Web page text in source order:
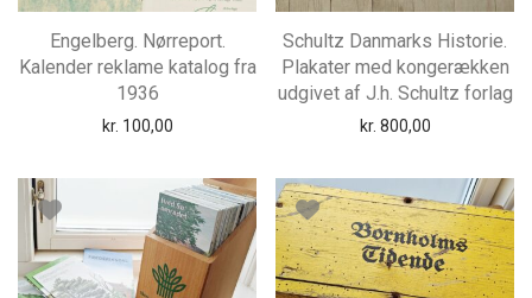
Engelberg. Nørreport.
Kalender reklame katalog fra
1936
kr. 100,00
Schultz Danmarks Historie.
Plakater med kongerækken
udgivet af J.h. Schultz forlag
kr. 800,00